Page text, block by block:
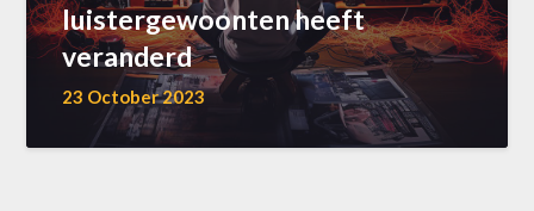
luistergewoonten heeft
veranderd
23 October 2023